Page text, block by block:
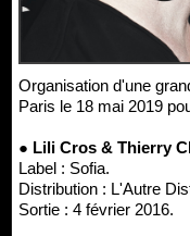
Organisation d'une grande soirée anniversaire à L'Olympia
Paris le 18 mai 2019
● Lili Cros & Thierry
Label : Sofia.
Distribution : L'Autre
Sortie : 4 février 2016.